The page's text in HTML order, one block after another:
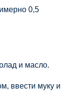
0,5
и масло.
ввести муку и